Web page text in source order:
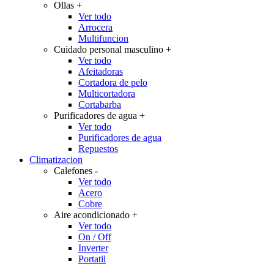
Ollas +
Ver todo
Arrocera
Multifuncion
Cuidado personal masculino +
Ver todo
Afeitadoras
Cortadora de pelo
Multicortadora
Cortabarba
Purificadores de agua +
Ver todo
Purificadores de agua
Repuestos
Climatizacion
Calefones -
Ver todo
Acero
Cobre
Aire acondicionado +
Ver todo
On / Off
Inverter
Portatil